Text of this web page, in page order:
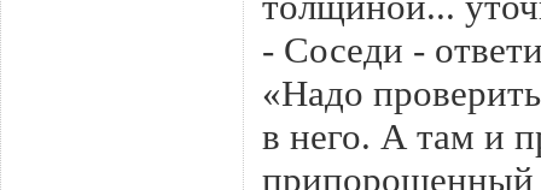
- Соседи -
«Надо
в него. А там и
припорошенный